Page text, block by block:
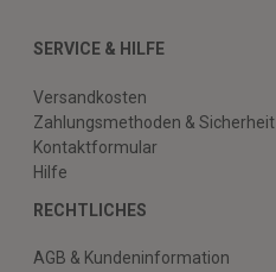
SERVICE & HILFE
Versandkosten
Zahlungsmethoden & Sicherheit
Kontaktformular
Hilfe
RECHTLICHES
AGB & Kundeninformation